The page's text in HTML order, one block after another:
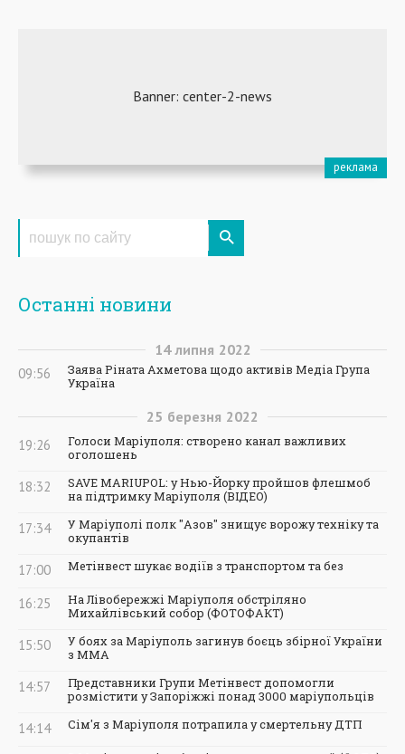
Останні новини
14 липня 2022
09:56
Заява Ріната Ахметова щодо активів Медіа Група
Україна
25 березня 2022
19:26
Голоси Маріуполя: створено канал важливих
оголошень
18:32
SAVE MARIUPOL: у Нью-Йорку пройшов флешмоб
на підтримку Маріуполя (ВІДЕО)
17:34
У Маріуполі полк "Азов" знищує ворожу техніку та
окупантів
17:00 Метінвест шукає водіїв з транспортом та без
16:25
На Лівобережжі Маріуполя обстріляно
Михайлівський собор (ФОТОФАКТ)
15:50
У боях за Маріуполь загинув боєць збірної України
з ММА
14:57
Представники Групи Метінвест допомогли
розмістити у Запоріжжі понад 3000 маріупольців
14:14 Сім'я з Маріуполя потрапила у смертельну ДТП